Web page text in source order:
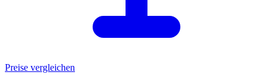
Preise vergleichen